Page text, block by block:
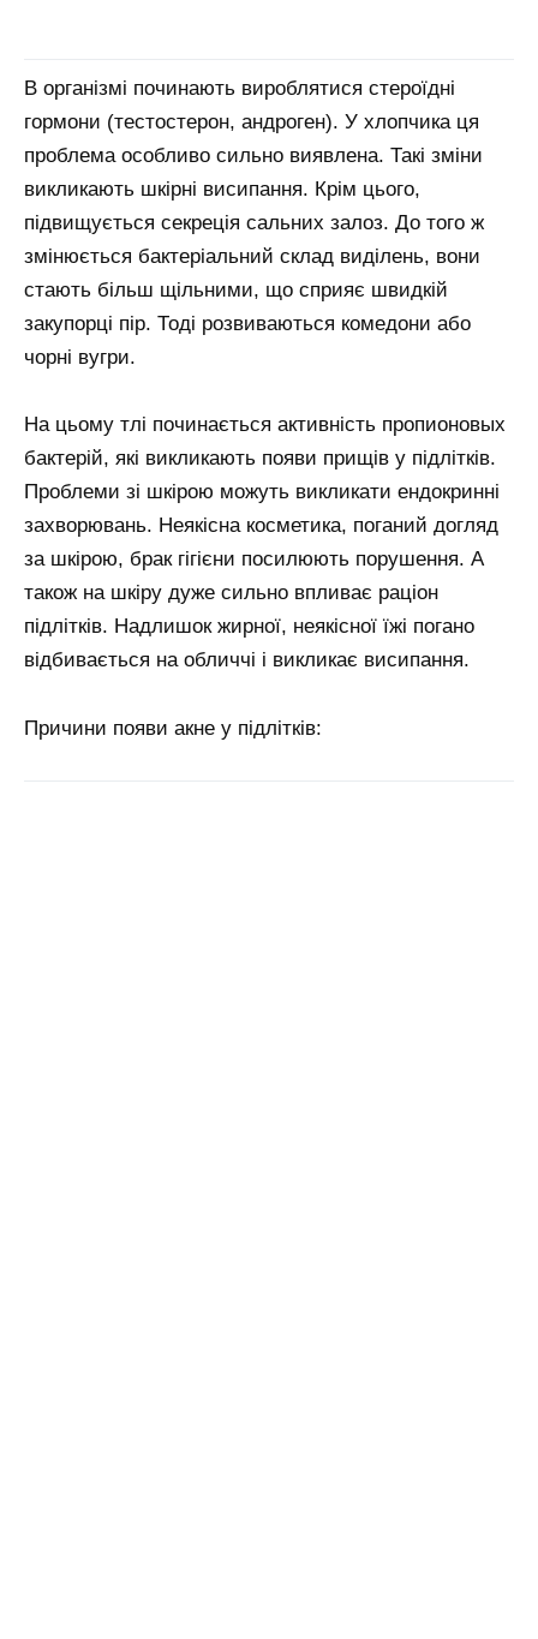
В організмі починають вироблятися стероїдні
гормони (тестостерон, андроген). У хлопчика ця
проблема особливо сильно виявлена. Такі зміни
викликають шкірні висипання. Крім цього,
підвищується секреція сальних залоз. До того ж
змінюється бактеріальний склад виділень, вони
стають більш щільними, що сприяє швидкій
закупорці пір. Тоді розвиваються комедони або
чорні вугри.
На цьому тлі починається активність пропионовых
бактерій, які викликають появи прищів у підлітків.
Проблеми зі шкірою можуть викликати ендокринні
захворювань. Неякісна косметика, поганий догляд
за шкірою, брак гігієни посилюють порушення. А
також на шкіру дуже сильно впливає раціон
підлітків. Надлишок жирної, неякісної їжі погано
відбивається на обличчі і викликає висипання.
Причини появи акне у підлітків: